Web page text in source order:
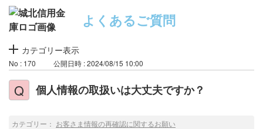
よくあるご質問
カテゴリー表示
No : 170 公開日時 : 2024/08/15 10:00
個人情報の取扱いは大丈夫ですか？
カテゴリー： お客さま情報の再確認に関するお願い